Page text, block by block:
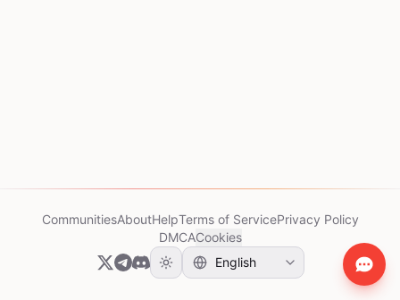
CommunitiesAboutHelpTerms of ServicePrivacy Policy
DMCACookies